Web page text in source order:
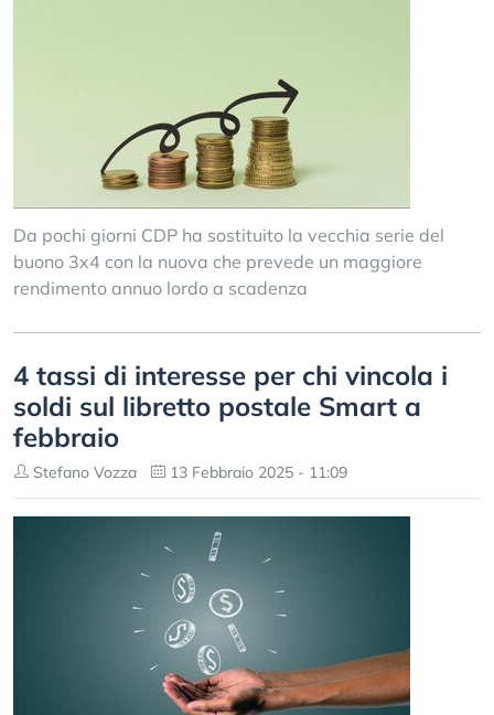
Da pochi giorni CDP ha sostituito la vecchia serie del
buono 3x4 con la nuova che prevede un maggiore
rendimento annuo lordo a scadenza
4 tassi di interesse per chi vincola i
soldi sul libretto postale Smart a
febbraio
Stefano Vozza 13 Febbraio 2025 - 11:09